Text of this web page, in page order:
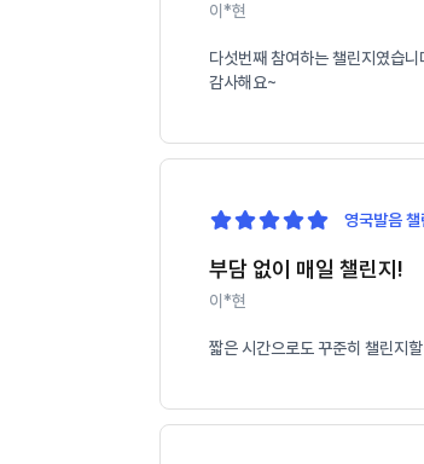
이*현
다섯번째 참여하는 챌린지였습
감사해요~
영국발음
부담 없이 매일 챌린지!
이*현
짧은 시간으로도 꾸준히 챌린지